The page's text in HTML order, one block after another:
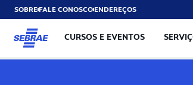
SOBREFALE CONOSCOENDEREÇOS
CURSOS E EVENTOS